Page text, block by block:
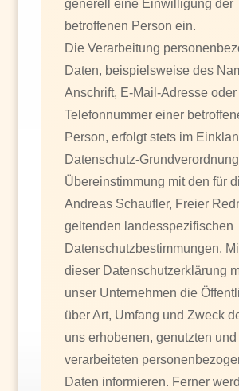
generell eine Einwilligung der
betroffenen Person ein.
Die Verarbeitung
Daten, beispielsweise des
Anschrift, E-Mail-Adresse oder
Telefonnummer einer
Person, erfolgt stets im
Datenschutz-
Übereinstimmung mit den für
Andreas Schaufler, Freier
geltenden landesspezifischen
Datenschutzbestimmungen.
dieser Datenschutzerklärung
unser Unternehmen die
über Art, Umfang und Zweck
uns erhobenen, genutzten und
verarbeiteten
Daten informieren. Ferner